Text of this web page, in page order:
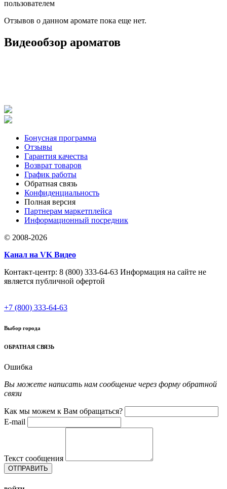
пользователем
Отзывов о данном аромате пока еще нет.
Видеообзор ароматов
Бонусная программа
Отзывы
Гарантия качества
Возврат товаров
График работы
Обратная связь
Конфиденциальность
Полная версия
Партнерам маркетплейса
Информационный посредник
© 2008-2026
Канал на VK Видео
Контакт-центр: 8 (800) 333-64-63 Информация на сайте не
является публичной офертой
+7 (800) 333-64-63
Выбор города
ОБРАТНАЯ СВЯЗЬ
Ошибка
Вы можете написать нам сообщение через форму обратной
связи
Как мы можем к Вам обращаться?
E-mail
Текст сообщения
ОТПРАВИТЬ